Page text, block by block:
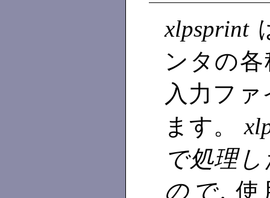
xlpsprint
ンタの
入力フ
ます。
で処理
ので,使